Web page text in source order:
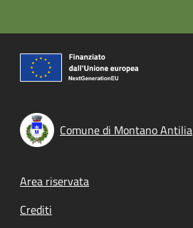
Comune di Montano Antilia
Footer menu
Area riservata
Crediti